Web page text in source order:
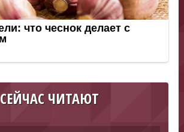
СЕЙЧАС ЧИТАЮТ